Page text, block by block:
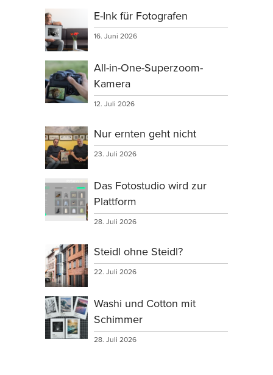
E-Ink für Fotografen
16. Juni 2026
All-in-One-Superzoom-
Kamera
12. Juli 2026
Nur ernten geht nicht
23. Juli 2026
Das Fotostudio wird zur
Plattform
28. Juli 2026
Steidl ohne Steidl?
22. Juli 2026
Washi und Cotton mit
Schimmer
28. Juli 2026